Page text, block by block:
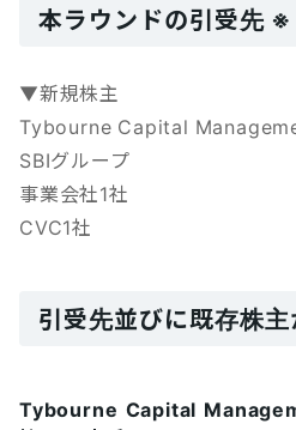
本ラウンドの引受先
▼新規株主
Tybourne Capital
SBIグループ
事業会社1社
CVC1社
引受先並びに既存株
Tybourne Capital